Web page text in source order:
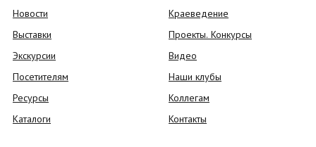
Новости
Выставки
Экскурсии
Посетителям
Ресурсы
Каталоги
Краеведение
Проекты. Конкурсы
Видео
Наши клубы
Коллегам
Контакты